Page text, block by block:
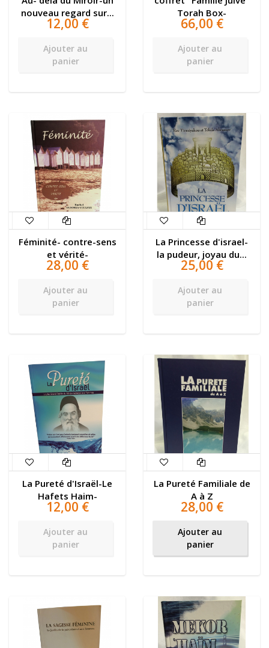
nouveau regard sur...
12,00 €
Ajouter au
panier
Torah Box-
66,00 €
Ajouter au
panier
Féminité- contre-sens
et vérité-
28,00 €
Ajouter au
panier
La Princesse d'israel-
la pudeur, joyau du...
25,00 €
Ajouter au
panier
La Pureté d'Israël-Le
Hafets Haim-
12,00 €
Ajouter au
panier
La Pureté Familiale de
A à Z
28,00 €
Ajouter au
panier